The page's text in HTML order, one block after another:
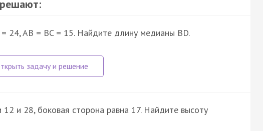
= 24, AB = BC = 15. Найдите длину медианы BD.
и 28, боковая сторона равна 17. Найдите высоту